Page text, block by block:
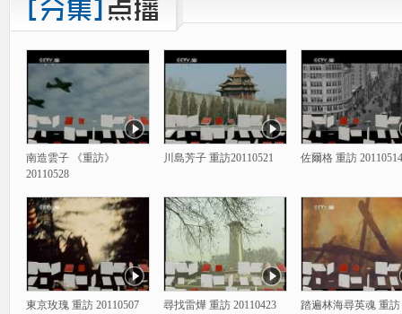
南造雲子 《重訪》
20110528
川島芳子 重訪20110521 佐爾格 重訪 20110514
東京玫瑰 重訪 20110507 尋找雷燁 重訪 20110423
踏遍林海尋英魂 重訪